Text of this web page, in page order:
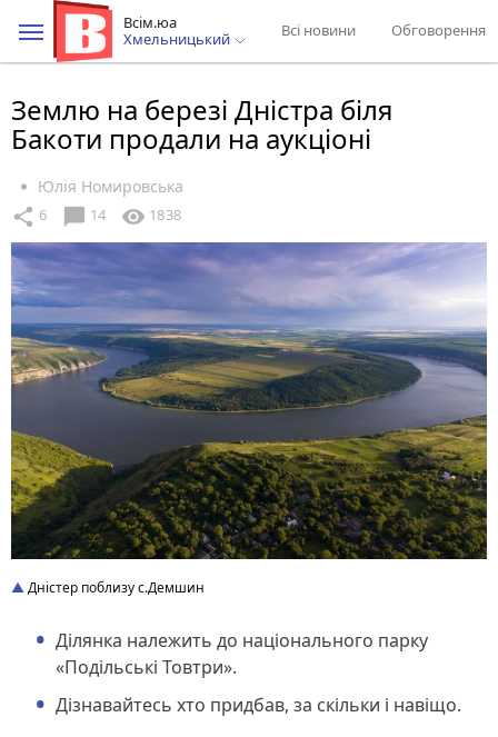
Всім.юа
Хмельницький
Всі новини Обговорення
Землю на березі Дністра біля
Бакоти продали на аукціоні
Юлія Номировська
share 6 chat_bubble 14 visibility 1838
Дністер поблизу с.Демшин
Ділянка належить до національного парку
«Подільські Товтри».
Дізнавайтесь хто придбав, за скільки і навіщо.